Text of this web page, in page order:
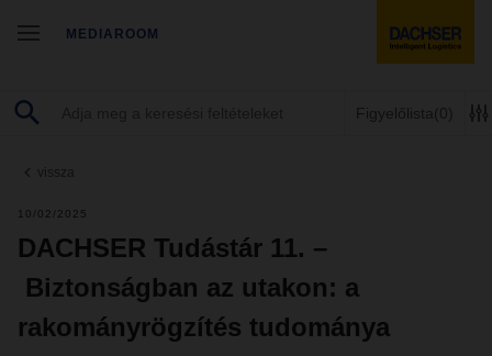
MEDIAROOM
Figyelőlista (0)
vissza
10/02/2025
DACHSER Tudástár 11. –
Biztonságban az utakon: a
rakományrögzítés tudománya